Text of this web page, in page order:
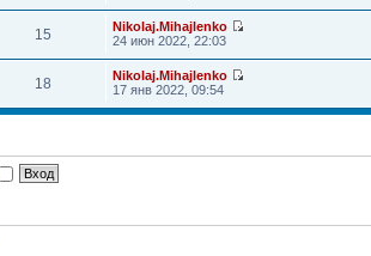
15
Nikolaj.Mihajlenko
24 июн 2022, 22:03
18
Nikolaj.Mihajlenko
17 янв 2022, 09:54